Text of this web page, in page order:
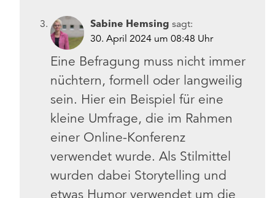
Sabine Hemsing sagt:
30. April 2024 um 08:48 Uhr
Eine Befragung muss nicht immer
nüchtern, formell oder langweilig
sein. Hier ein Beispiel für eine
kleine Umfrage, die im Rahmen
einer Online-Konferenz
verwendet wurde. Als Stilmittel
wurden dabei Storytelling und
etwas Humor verwendet um die